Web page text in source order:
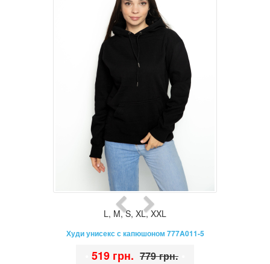
L, M,S, XL,XXL
Худи унисекс с капюшоном 777A011-5
519 грн. 779 грн.